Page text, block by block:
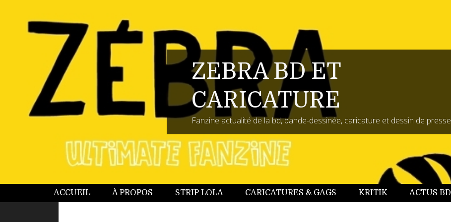
ZEBRA BD ET
CARICATURE
Fanzine actualité de la bd, bande-dessinée, caricature et dessin de presse
ACCUEIL À PROPOS STRIP LOLA CARICATURES & GAGS KRITIK ACTUS BD